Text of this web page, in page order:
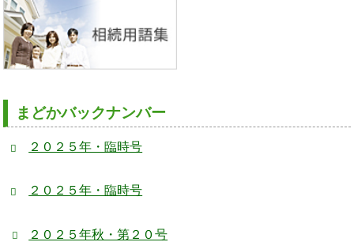
まどかバックナンバー
２０２５年・臨時号
２０２５年・臨時号
２０２５年秋・第２０号